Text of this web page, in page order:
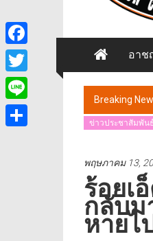
อาช
Breaking
ข่าวประชาสัมพันธ์
พฤษภาคม 13,
ร้อยเ
กลับม
หายไ
Facebook
Twitter
Line